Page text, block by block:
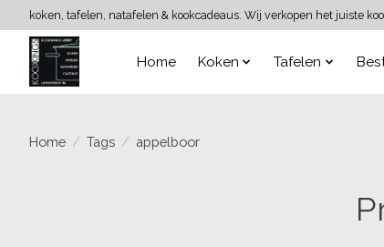
koken, tafelen, natafelen & kookcadeaus. Wij verkopen het juiste
Home Koken Tafelen
Home / Tags / appelboor